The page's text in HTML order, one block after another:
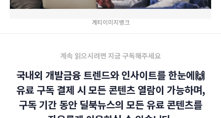
게티이미지뱅크
계속 읽으시려면 지금 구독해주세요
국내외 개발금융 트렌드와 인사이트를 한눈에🙌
유료 구독 결제 시 모든 콘텐츠 열람이 가능하며,
구독 기간 동안 딜북뉴스의 모든 유료 콘텐츠를